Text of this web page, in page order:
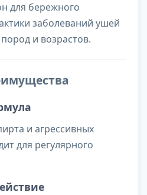
для бережного
заболеваний ушей
и возрастов.
и агрессивных
для регулярного